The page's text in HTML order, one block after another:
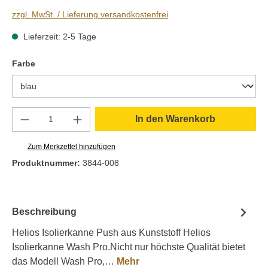
zzgl. MwSt. / Lieferung versandkostenfrei
Lieferzeit: 2-5 Tage
Farbeauswählen
Produkt Anzahl: Gib den gewünschten
In den Warenkorb
Zum Merkzettel hinzufügen
Produktnummer: 3844-008
Beschreibung
Helios Isolierkanne Push aus Kunststoff Helios
Isolierkanne Wash Pro.Nicht nur höchste Qualität bietet
das Modell Wash Pro,… Mehr